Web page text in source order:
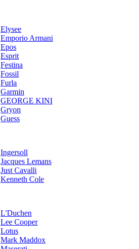
Elysee
Emporio Armani
Epos
Esprit
Festina
Fossil
Furla
Garmin
GEORGE KINI
Gryon
Guess
Ingersoll
Jacques Lemans
Just Cavalli
Kenneth Cole
L'Duchen
Lee Cooper
Lotus
Mark Maddox